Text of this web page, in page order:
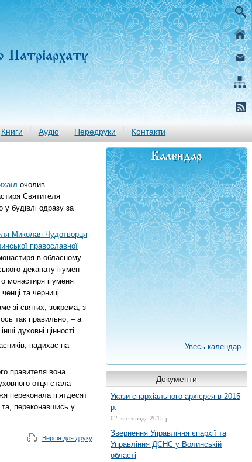
Патріархату
Книги Аудіо Передруки Контакти
очолив
Святителя
будівлі одразу за
Миколая Чудотворця
православної
в обласному
деканату ігумен
монастиря ігуменя
та черниці.
зі святих, зокрема, з
так правильно, – а
духовні цінності.
надихає на
правителя вона
отця стала
переконала п’ятдесят
переконавшись у
Версія для друку
Календар
Увесь календар
Документи
Укази єпархіального архієрея в 2015
р.
02 листопада 2015 р.
Звернення Управління єпархії та
Управління ДСНС у Волинській
області